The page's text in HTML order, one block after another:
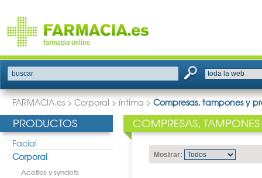
buscar
FARMACIA.es > Corporal > íntima > Compresas, tampones y
PRODUCTOS
Facial
Corporal
Aceites y syndets
COMPRESAS, TAMPONES
Mostrar: